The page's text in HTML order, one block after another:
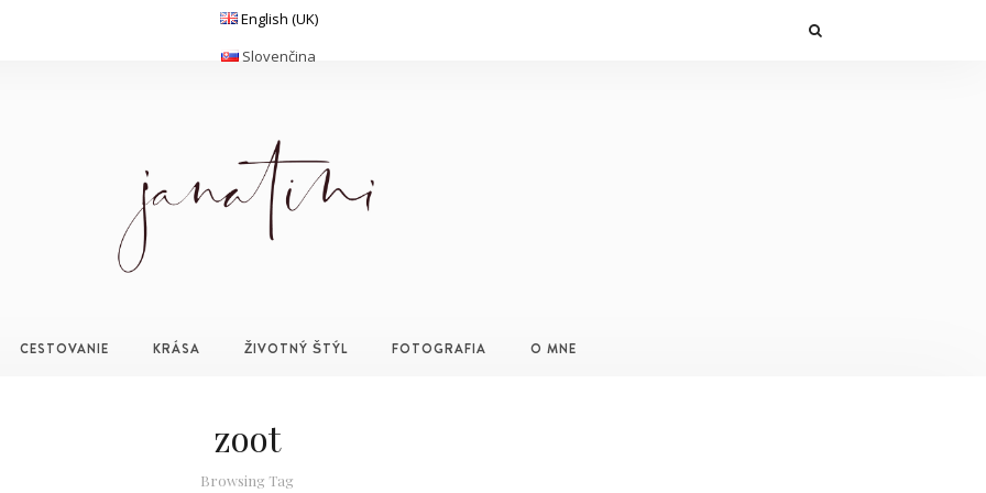
English (UK)
Slovenčina
CESTOVANIE KRÁSA ŽIVOTNÝ ŠTÝL FOTOGRAFIA O MNE
zoot
Browsing Tag